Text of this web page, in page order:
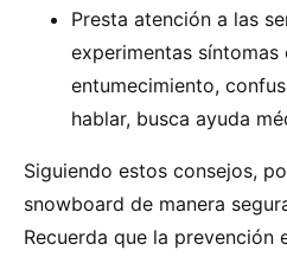
Presta atención a las
experimentas
entumecimiento,
hablar, busca ayuda
Siguiendo estos consejos,
snowboard de manera
Recuerda que la prevención